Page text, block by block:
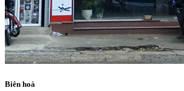
Biên hoà